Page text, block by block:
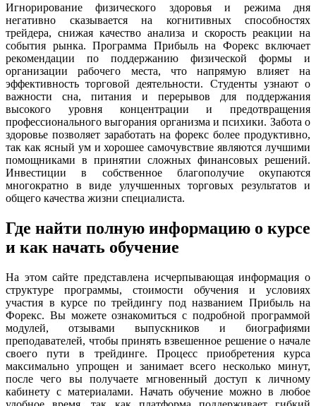
Игнорирование физического здоровья и режима дня
негативно сказывается на когнитивных способностях
трейдера, снижая качество анализа и скорость реакции на
события рынка. Программа Прибыль на Форекс включает
рекомендации по поддержанию физической формы и
организации рабочего места, что напрямую влияет на
эффективность торговой деятельности. Студенты узнают о
важности сна, питания и перерывов для поддержания
высокого уровня концентрации и предотвращения
профессионального выгорания организма и психики. Забота о
здоровье позволяет заработать на форекс более продуктивно,
так как ясный ум и хорошее самочувствие являются лучшими
помощниками в принятии сложных финансовых решений.
Инвестиции в собственное благополучие окупаются
многократно в виде улучшенных торговых результатов и
общего качества жизни специалиста.
Где найти полную информацию о курсе
и как начать обучение
На этом сайте представлена исчерпывающая информация о
структуре программы, стоимости обучения и условиях
участия в курсе по трейдингу под названием Прибыль на
Форекс. Вы можете ознакомиться с подробной программой
модулей, отзывами выпускников и биографиями
преподавателей, чтобы принять взвешенное решение о начале
своего пути в трейдинге. Процесс приобретения курса
максимально упрощен и занимает всего несколько минут,
после чего вы получаете мгновенный доступ к личному
кабинету с материалами. Начать обучение можно в любое